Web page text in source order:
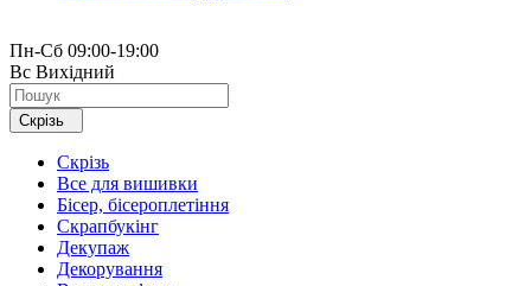
Пн-Сб 09:00-19:00
Вс Вихідний
Скрізь
Скрізь
Все для вишивки
Бісер, бісероплетіння
Скрапбукінг
Декупаж
Декорування